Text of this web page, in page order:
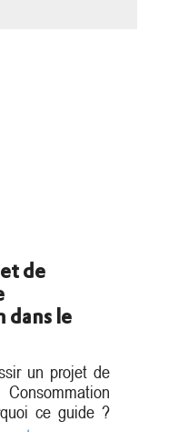
de
dans le
un projet de
ce guide ?